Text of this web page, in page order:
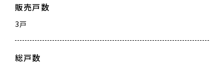
販売戸数
3戸
総戸数